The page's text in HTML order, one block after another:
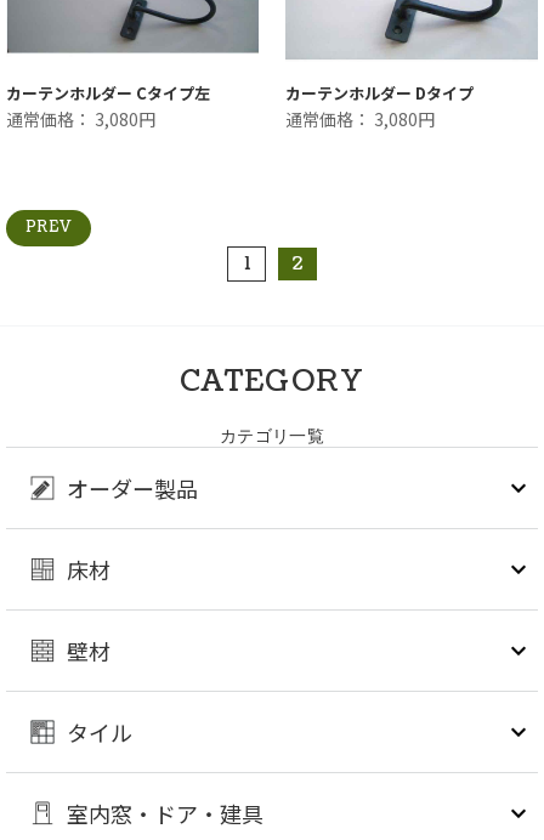
カーテンホルダー Cタイプ左
通常価格： 3,080円
カーテンホルダー Dタイプ
通常価格： 3,080円
PREV
1 2
CATEGORY
カテゴリ一覧
オーダー製品
床材
壁材
タイル
室内窓・ドア・建具